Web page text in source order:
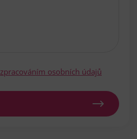
zpracováním osobních údajů